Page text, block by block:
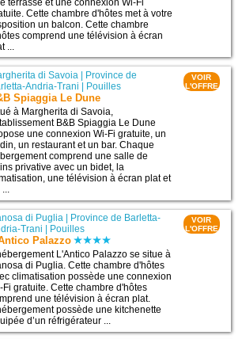
Cette chambre d'hôtes met à votre
un balcon. Cette chambre
comprend une télévision à écran
...
di Savoia
Province de
Andria-Trani
Pouilles
Spiaggia Le Dune
à Margherita di Savoia,
B&B Spiaggia Le Dune
une connexion Wi-Fi gratuite, un
un restaurant et un bar. Chaque
comprend une salle de
privative avec un bidet, la
une télévision à écran plat et
...
VOIR
L'OFFRE
di Puglia
Province de Barletta-
Trani
Pouilles
Palazzo
L'Antico Palazzo se situe à
di Puglia. Cette chambre d'hôtes
climatisation possède une connexion
Fi gratuite. Cette chambre d'hôtes
une télévision à écran plat.
possède une kitchenette
d’un réfrigérateur ...
VOIR
L'OFFRE